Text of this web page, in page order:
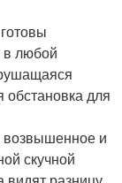
в любой
для
возвышенное и
скучной